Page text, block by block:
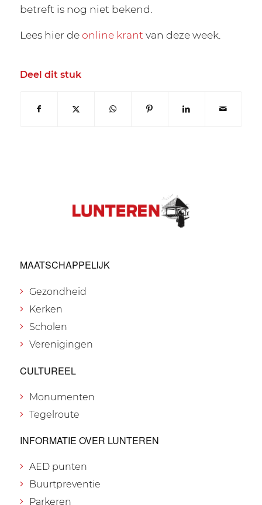
betreft is nog niet bekend.
Lees hier deonline krant van deze week.
Deel dit stuk
MAATSCHAPPELIJK
Gezondheid
Kerken
Scholen
Verenigingen
CULTUREEL
Monumenten
Tegelroute
INFORMATIE OVER LUNTEREN
AED punten
Buurtpreventie
Parkeren